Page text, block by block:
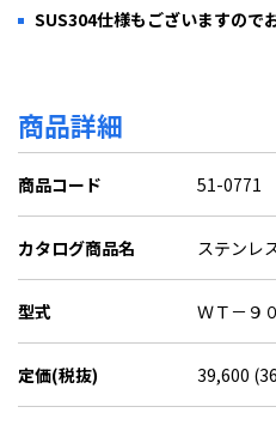
SUS304仕様もございますので
商品詳細
商品コード 51-0771
カタログ商品名 ステンレ
型式 ＷＴ－９
定価(税抜) 39,600